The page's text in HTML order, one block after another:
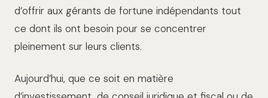
d’offrir aux gérants de fortune indépendants tout
ce dont ils ont besoin pour se concentrer
pleinement sur leurs clients.
Aujourd’hui, que ce soit en matière